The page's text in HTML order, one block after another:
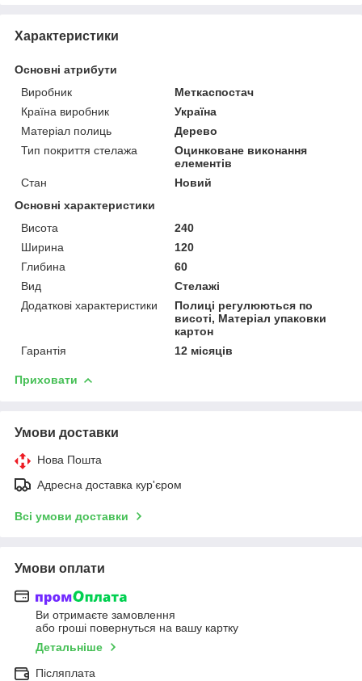
Характеристики
Основні атрибути
Виробник
Меткаспостач
Країна виробник
Україна
Матеріал полиць
Дерево
Тип покриття стелажа
Оцинковане виконання
елементів
Стан
Новий
Основні характеристики
Висота
240
Ширина
120
Глибина
60
Вид
Стелажі
Додаткові характеристики
Полиці регулюються по
висоті, Матеріал упаковки
картон
Гарантія
12 місяців
Приховати
Умови доставки
Нова Пошта
Адресна доставка кур'єром
Всі умови доставки
Умови оплати
Ви отримаєте замовлення
або гроші повернуться на вашу картку
Детальніше
Післяплата